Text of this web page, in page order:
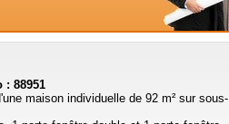
: 88951
maison individuelle de 92 m² sur sous-